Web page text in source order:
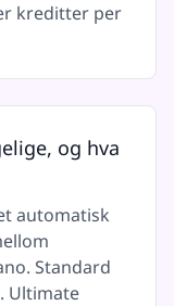
kreditter per
og hva
automatisk
Standard
Ultimate